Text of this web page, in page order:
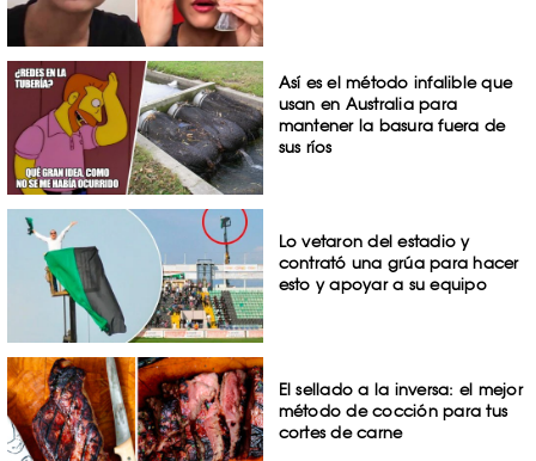
Así es el método infalible que
usan en Australia para
mantener la basura fuera de
sus ríos
Lo vetaron del estadio y
contrató una grúa para hacer
esto y apoyar a su equipo
El sellado a la inversa: el mejor
método de cocción para tus
cortes de carne